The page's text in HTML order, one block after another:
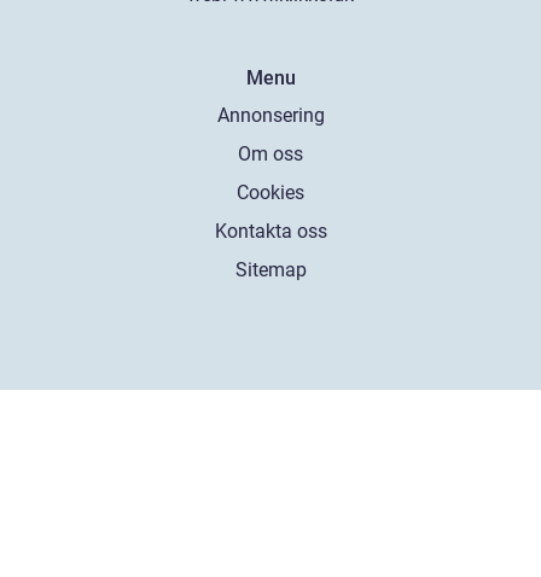
Menu
Annonsering
Om oss
Cookies
Kontakta oss
Sitemap